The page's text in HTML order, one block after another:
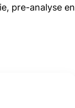
pre-analyse en